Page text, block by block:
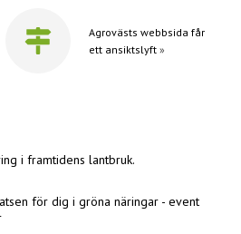
Agrovästs webbsida får
ett ansiktslyft »
i framtidens lantbruk.
för dig i gröna näringar - event